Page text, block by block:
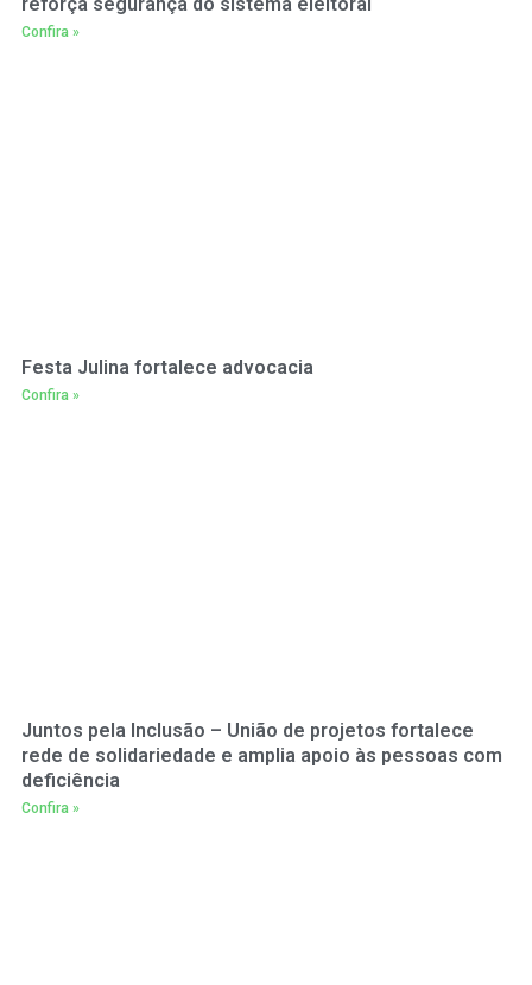
Confira »
Festa Julina fortalece advocacia
Confira »
Juntos pela Inclusão – União de projetos fortalece
rede de solidariedade e amplia apoio às pessoas com
deficiência
Confira »